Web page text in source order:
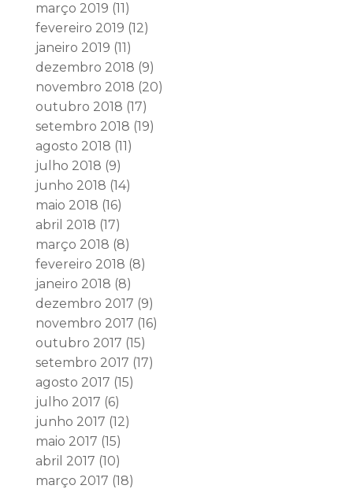
março 2019 (11)
fevereiro 2019 (12)
janeiro 2019 (11)
dezembro 2018 (9)
novembro 2018 (20)
outubro 2018 (17)
setembro 2018 (19)
agosto 2018 (11)
julho 2018 (9)
junho 2018 (14)
maio 2018 (16)
abril 2018 (17)
março 2018 (8)
fevereiro 2018 (8)
janeiro 2018 (8)
dezembro 2017 (9)
novembro 2017 (16)
outubro 2017 (15)
setembro 2017 (17)
agosto 2017 (15)
julho 2017 (6)
junho 2017 (12)
maio 2017 (15)
abril 2017 (10)
março 2017 (18)